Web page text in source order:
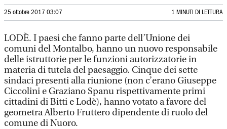
25 ottobre 2017 03:07 1 MINUTI DI LETTURA
LODÈ. I paesi che fanno parte dell’Unione dei
comuni del Montalbo, hanno un nuovo responsabile
delle istruttorie per le funzioni autorizzatorie in
materia di tutela del paesaggio. Cinque dei sette
sindaci presenti alla riunione (non c’erano Giuseppe
Ciccolini e Graziano Spanu rispettivamente primi
cittadini di Bitti e Lodè), hanno votato a favore del
geometra Alberto Fruttero dipendente di ruolo del
comune di Nuoro.